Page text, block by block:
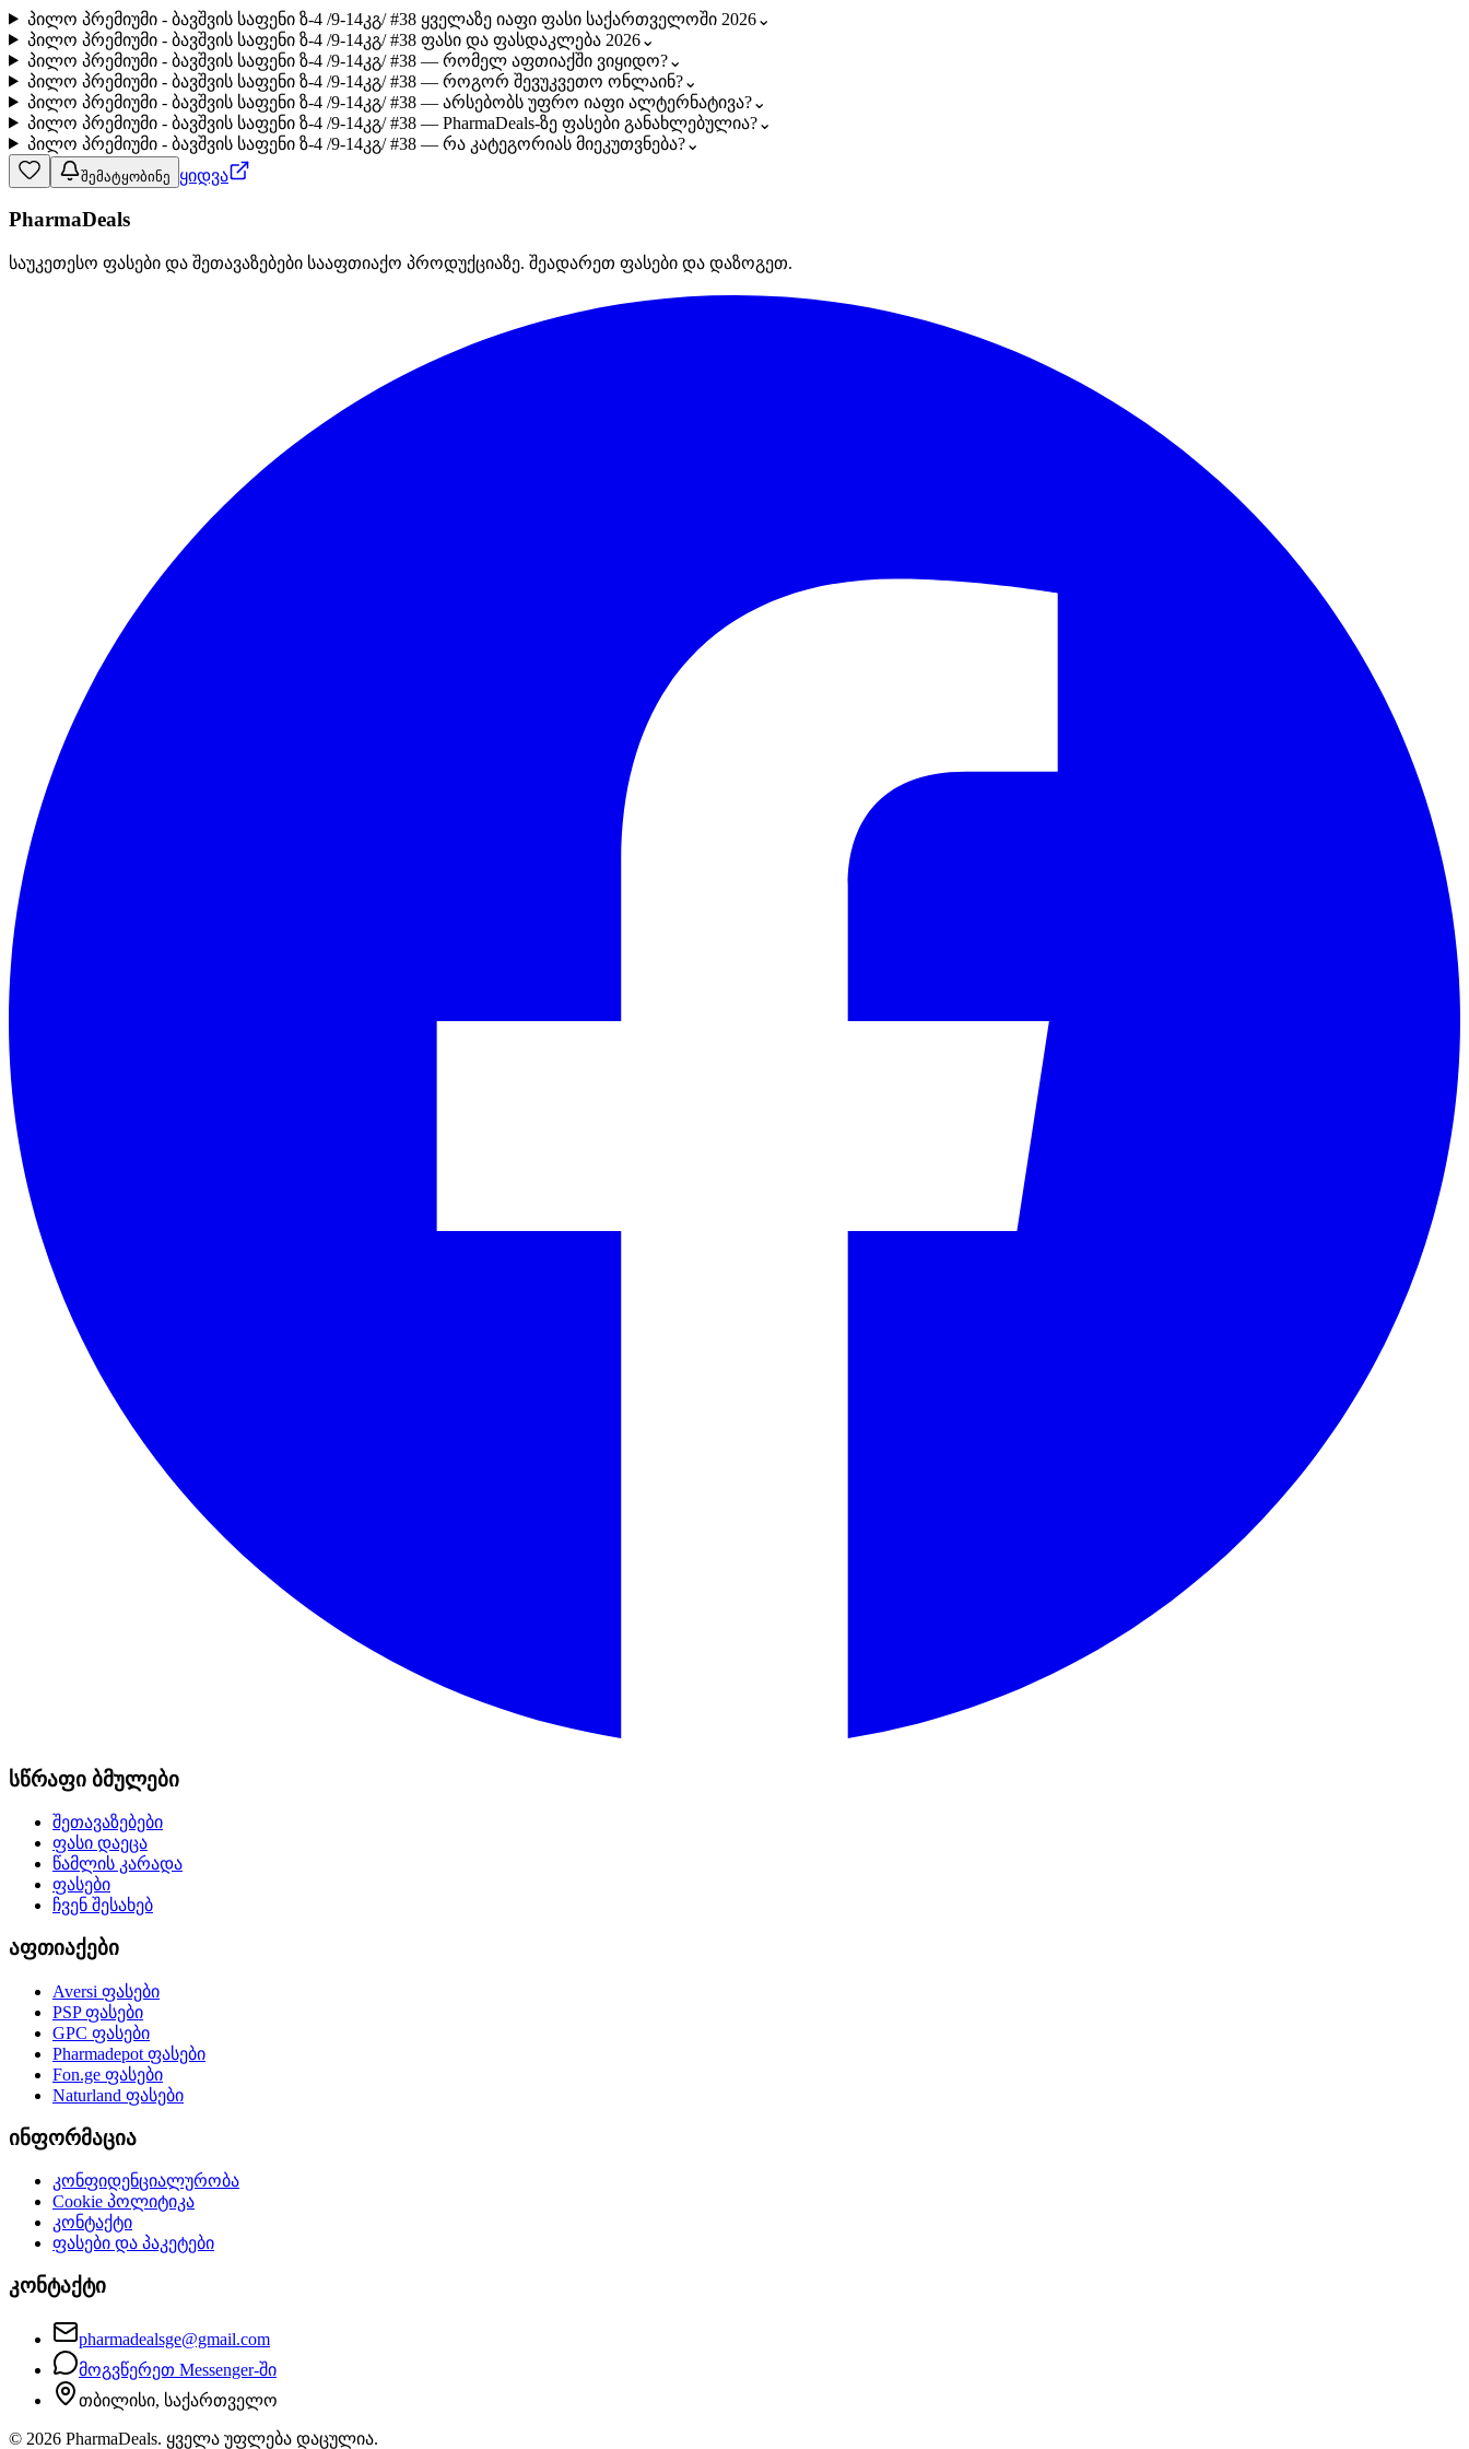
პილო პრემიუმი - ბავშვის საფენი ზ-4 /9-14კგ/ #38 ყველაზე იაფი ფასი საქართველოში 2026⌄
პილო პრემიუმი - ბავშვის საფენი ზ-4 /9-14კგ/ #38 ფასი და ფასდაკლება 2026⌄
პილო პრემიუმი - ბავშვის საფენი ზ-4 /9-14კგ/ #38 — რომელ აფთიაქში ვიყიდო?⌄
პილო პრემიუმი - ბავშვის საფენი ზ-4 /9-14კგ/ #38 — როგორ შევუკვეთო ონლაინ?⌄
პილო პრემიუმი - ბავშვის საფენი ზ-4 /9-14კგ/ #38 — არსებობს უფრო იაფი ალტერნატივა?⌄
პილო პრემიუმი - ბავშვის საფენი ზ-4 /9-14კგ/ #38 — PharmaDeals-ზე ფასები განახლებულია?⌄
პილო პრემიუმი - ბავშვის საფენი ზ-4 /9-14კგ/ #38 — რა კატეგორიას მიეკუთვნება?⌄
შემატყობინე ყიდვა
PharmaDeals
საუკეთესო ფასები და შეთავაზებები სააფთიაქო პროდუქციაზე. შეადარეთ ფასები და დაზოგეთ.
სწრაფი ბმულები
შეთავაზებები
ფასი დაეცა
წამლის კარადა
ფასები
ჩვენ შესახებ
აფთიაქები
Aversi ფასები
PSPფასები
GPC ფასები
Pharmadepot ფასები
Fon.ge ფასები
Naturland ფასები
ინფორმაცია
კონფიდენციალურობა
Cookie პოლიტიკა
კონტაქტი
ფასები და პაკეტები
კონტაქტი
pharmadealsge@gmail.com
მოგვწერეთ Messenger-ში
თბილისი, საქართველო
© 2026 PharmaDeals. ყველა უფლება დაცულია.